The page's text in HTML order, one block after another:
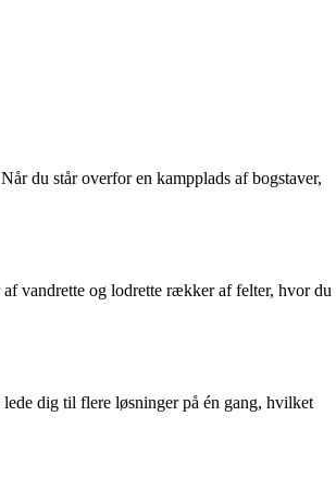
du står overfor en kampplads af bogstaver,
vandrette og lodrette rækker af felter, hvor du
dig til flere løsninger på én gang, hvilket